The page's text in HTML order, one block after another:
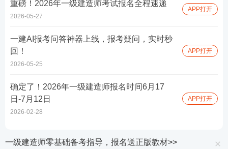
重磅！2026年一级建造师考试报名全程速递
2026-05-27
APP打开
一建AI报考问答神器上线，报考疑问，实时秒
回！
2026-05-25
APP打开
确定了！2026年一级建造师报名时间6月17
日-7月12日
2026-02-28
APP打开
一级建造师零基础备考指导，报名送正版教材>>